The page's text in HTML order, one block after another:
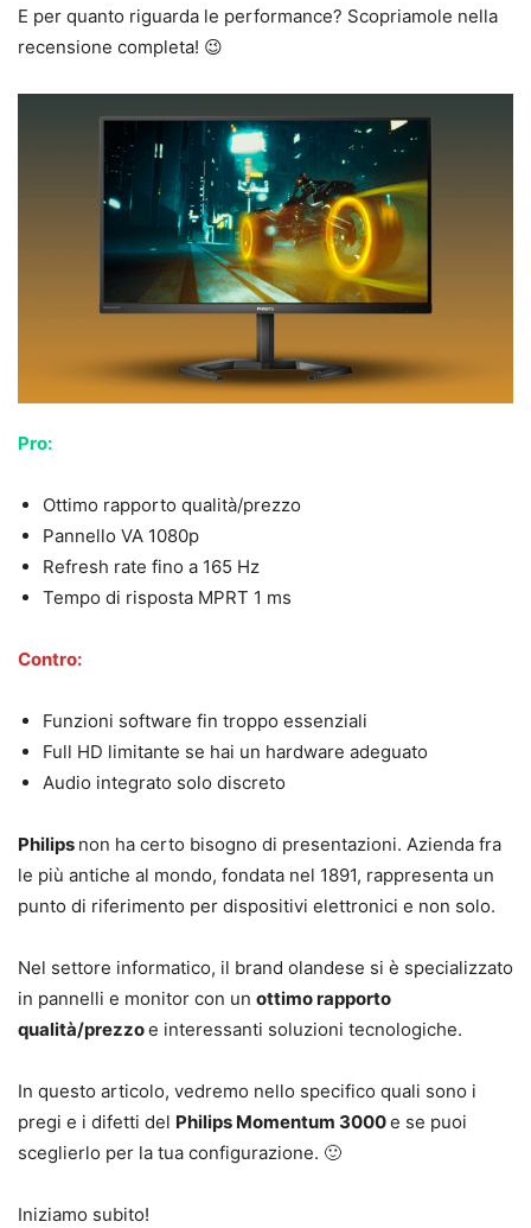
E per quanto riguarda le performance? Scopriamole nella
recensione completa! 😉
Pro:
Ottimo rapporto qualità/prezzo
Pannello VA 1080p
Refresh rate fino a 165 Hz
Tempo di risposta MPRT 1 ms
Contro:
Funzioni software fin troppo essenziali
Full HD limitante se hai un hardware adeguato
Audio integrato solo discreto
Philips non ha certo bisogno di presentazioni. Azienda fra
le più antiche al mondo, fondata nel 1891, rappresenta un
punto di riferimento per dispositivi elettronici e non solo.
Nel settore informatico, il brand olandese si è specializzato
in pannelli e monitor con un ottimo rapporto
qualità/prezzoe interessanti soluzioni tecnologiche.
In questo articolo, vedremo nello specifico quali sono i
pregi e i difetti del Philips Momentum 3000e se puoi
sceglierlo per la tua configurazione. 🙂
Iniziamo subito!